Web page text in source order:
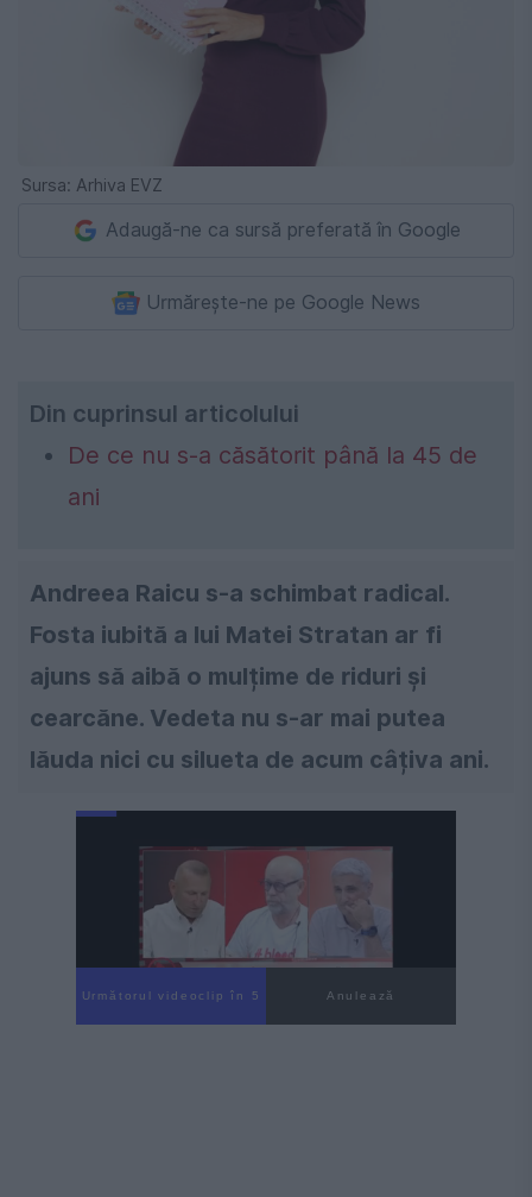
Sursa: Arhiva EVZ
Adaugă-ne ca sursă preferată în Google
Urmărește-ne pe Google News
Din cuprinsul articolului
De ce nu s-a căsătorit până la 45 de
ani
Andreea Raicu s-a schimbat radical.
Fosta iubită a lui Matei Stratan ar fi
ajuns să aibă o mulțime de riduri și
cearcăne. Vedeta nu s-ar mai putea
lăuda nici cu silueta de acum câțiva ani.
Următorul videoclip în 4 Anulează